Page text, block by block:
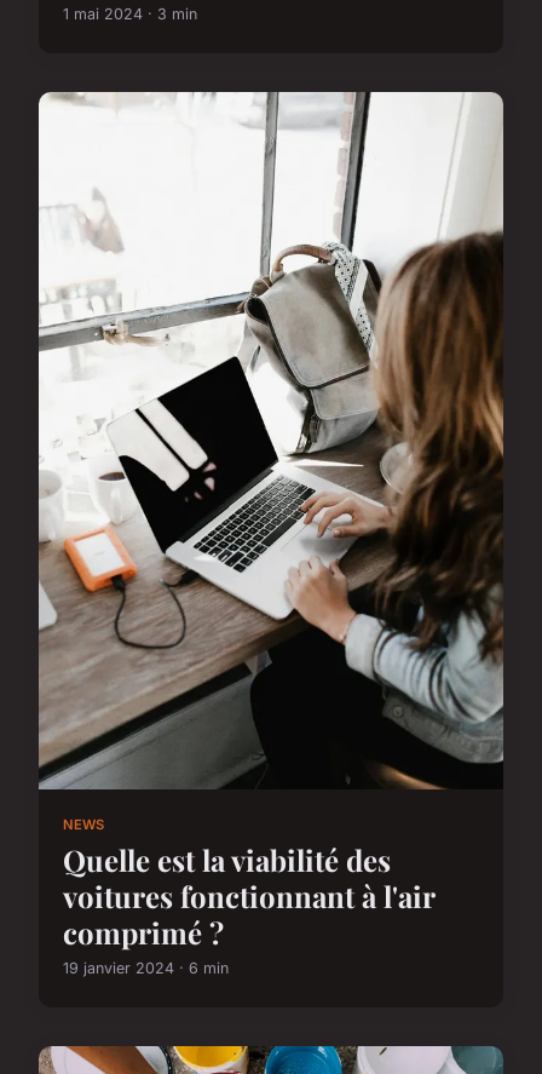
1 mai 2024 · 3 min
NEWS
Quelle est la viabilité des
voitures fonctionnant à l'air
comprimé ?
19 janvier 2024 · 6 min